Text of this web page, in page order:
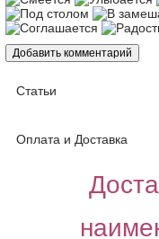
Статьи
Оплата и Доставка